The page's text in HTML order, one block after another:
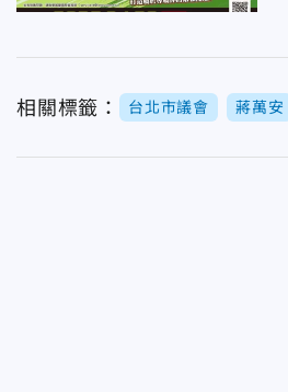
相關標籤： 台北市議會 蔣萬安